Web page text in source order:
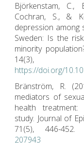
Björkenstam, C.,
Cochran, S., &
depression among
Sweden: Is the
minority
https://doi.org/
Bränström, R.
mediators of
health treatment:
study. Journal of
71(5), 446-452.
207943